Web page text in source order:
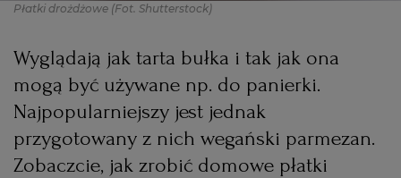
MIĘSA
RYBY
KUCHNIA FRANCUSKA
KUCHNIA AMERYKAŃSKA
SZEF KUCHNI
BYDGOSZCZ
CZĘSTOCHOWA
DUŻY FORMAT
WOLNA SOBOTA
WYBORCZA CLASSIC
WYBORCZA.BIZ
Płatki drożdżowe (Fot. Shutterstock)
Wyglądają jak tarta bułka i tak jak ona
mogą być używane np. do panierki.
Najpopularniejszy jest jednak
przygotowany z nich wegański parmezan.
Zobaczcie, jak zrobić domowe płatki